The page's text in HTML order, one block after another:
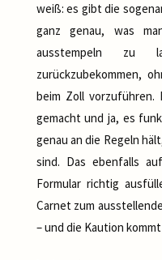
weiß: es gibt die
ganz genau, was
ausstempeln zu
zurückzubekommen,
beim Zoll vorzuführen.
gemacht und ja, es
genau an die Regeln
sind. Das ebenfalls
Formular richtig
Carnet zum
– und die Kaution